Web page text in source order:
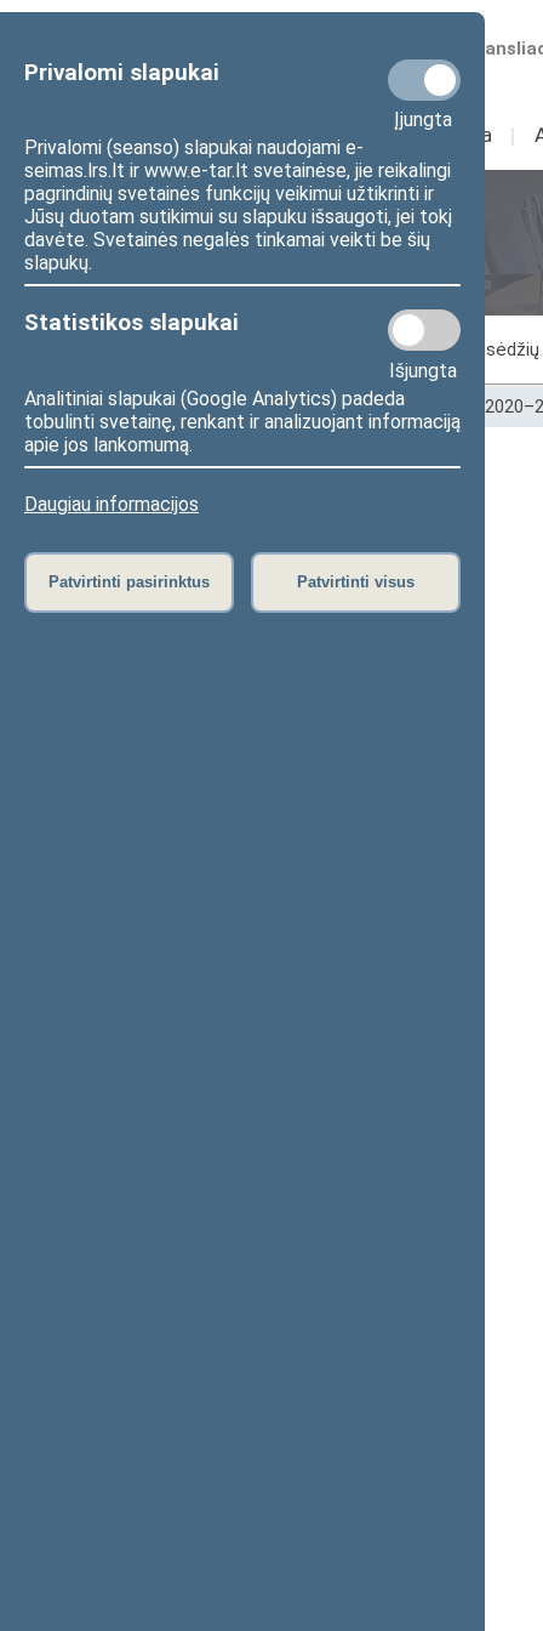
Privalomi slapukai
Įjungta
Privalomi (seanso) slapukai naudojami e-
seimas.lrs.lt ir www.e-tar.lt svetainėse, jie reikalingi
pagrindinių svetainės funkcijų veikimui užtikrinti ir
Jūsų duotam sutikimui su slapuku išsaugoti, jei tokį
davėte. Svetainės negalės tinkamai veikti be šių
slapukų.
Statistikos slapukai
Išjungta
Analitiniai slapukai (Google Analytics) padeda
tobulinti svetainę, renkant ir analizuojant informaciją
apie jos lankomumą.
Daugiau informacijos
Patvirtinti pasirinktus Patvirtinti visus
Numatomos
Sudėtis Veikla I
Seimo posėdžiai
Posėdžiai
Pradžia>Seimo posėdžiai>Kadencijos